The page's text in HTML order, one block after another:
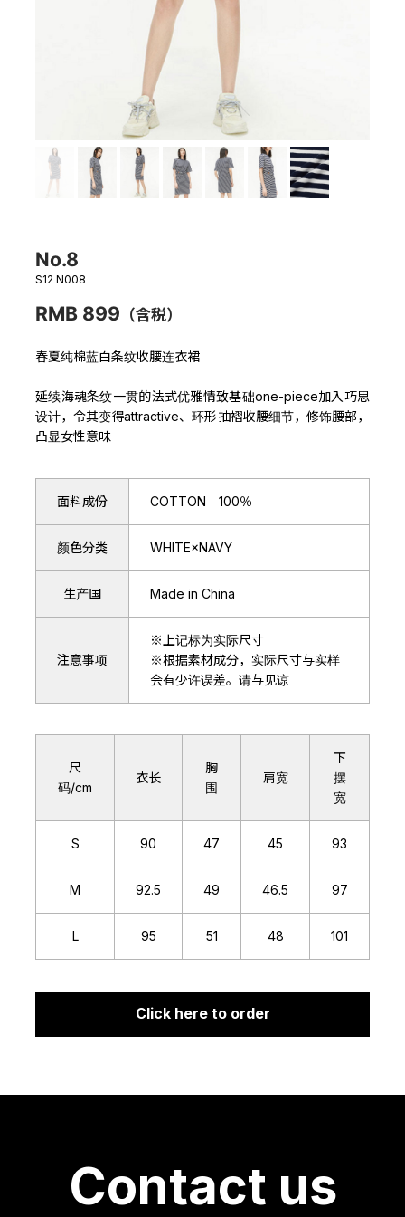
No.8
S12 N008
RMB 899 （含税）
春夏纯棉蓝白条纹收腰连衣裙
延续海魂条纹一贯的法式优雅情致基础one-piece加入巧思
设计，令其变得attractive、环形抽褶收腰细节，修饰腰部，
凸显女性意味
面料成份 COTTON 100％
颜色分类 WHITE×NAVY
生产国 Made in China
注意事项
※上记标为实际尺寸
※根据素材成分，实际尺寸与实样
会有少许误差。请与见谅
尺
码/cm
衣长
胸
围
肩宽
下
摆
宽
S 90 47 45 93
M 92.5 49 46.5 97
L 95 51 48 101
Click here to order
Contact us